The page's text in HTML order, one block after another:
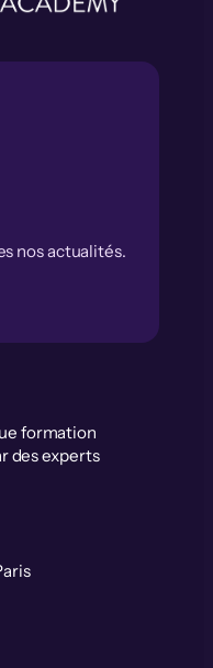
nos actualités.
formation
des experts